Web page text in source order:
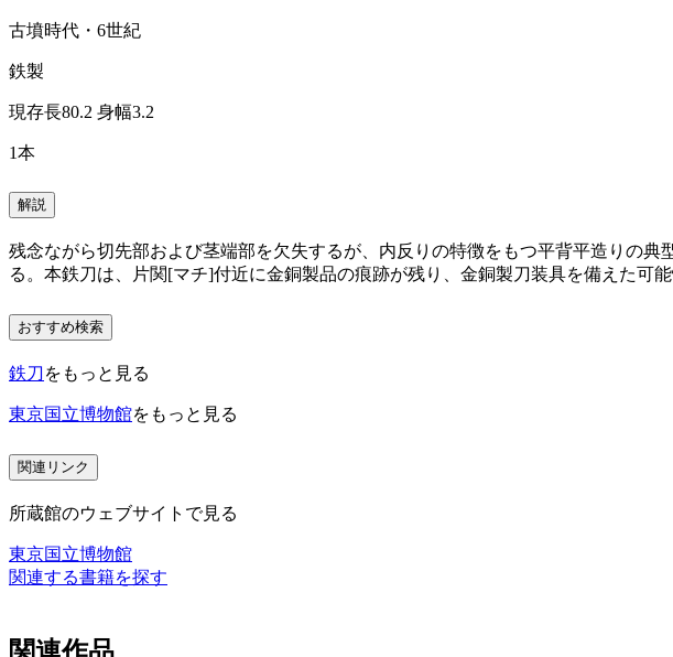
古墳時代・6世紀
鉄製
現存長80.2 身幅3.2
1本
解説
残念ながら切先部および茎端部を欠失するが、内反りの特徴をもつ平背平造りの
る。本鉄刀は、片関[マチ]付近に金銅製品の痕跡が残り、金銅製刀装具を備えた可能
おすすめ検索
鉄刀 をもっと見る
東京国立博物館をもっと見る
関連リンク
所蔵館のウェブサイトで見る
東京国立博物館
関連する書籍を探す